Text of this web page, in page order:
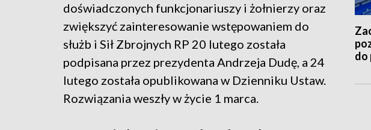
do
doświadczonych funkcjonariuszy i żołnierzy oraz
zwiększyć zainteresowanie wstępowaniem do
służb i Sił Zbrojnych RP 20 lutego została
podpisana przez prezydenta Andrzeja Dudę, a 24
lutego została opublikowana w Dzienniku Ustaw.
Rozwiązania weszły w życie 1 marca.